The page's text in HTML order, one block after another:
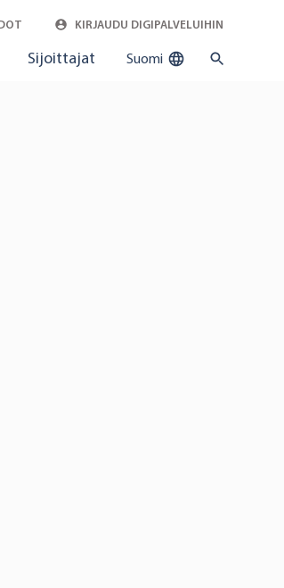
KIRJAUDU DIGIPALVELUIHIN
Sijoittajat Suomi